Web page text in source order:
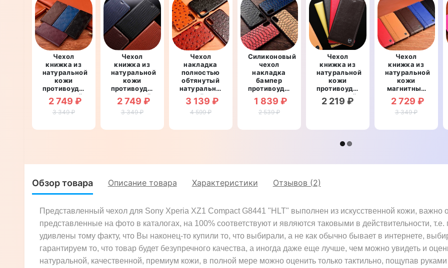
Чехол
книжка из
натуральной
кожи
противоударный
магнитный
для Sony
Xperia XZ1
G8441
2 749 ₽
3 349 ₽
Чехол
книжка из
натуральной
кожи
противоударный
магнитный
для Sony
Xperia XZ1
G8441
2 749 ₽
3 349 ₽
Чехол
накладка
полностью
обтянутый
натуральной
кожей для
Sony Xperia
XZ1
G8441
3 139 ₽
4 599 ₽
Силиконовый
чехол
накладка
бампер
противоударный
со
вставкой из
натуральной
Sony Xperia
1 839 ₽
2 539 ₽
Чехол
книжка из
натуральной
кожи
противоударный
магнитный
для Sony
G8441
2 219 ₽
Чехол
книжка из
натуральной
кожи
магнитный
противоударный
для Sony
Xperia XZ1
G8441
2 729 ₽
3 349 ₽
Обзор товара Описание товара Характеристики Отзывов (2)
Представленный чехол для Sony Xperia XZ1 Compact G8441 "HLT" выполнен из искусственной кожи, важно
представленные на фото в каталогах, на 100% соответствуют и являются таковыми в действительности,
удивлены тому факту, что Вы наконец-то купили то, что выбирали, а не как обычно бывает в интернете,
гарантируем то, что товар будет безупречного качества, а иногда даже еще лучше, чем можно увидеть и
натуральной, качественной, премиум кожи, в полной мере можно оценить только тактильно, пощупав